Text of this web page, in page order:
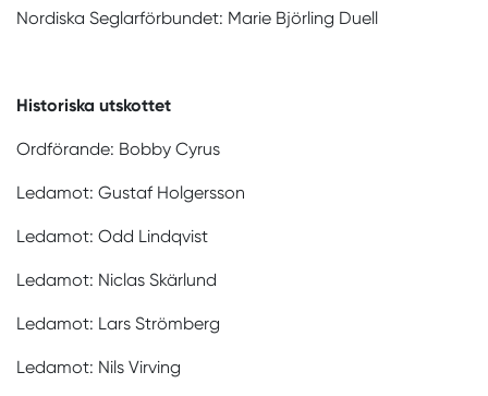
Nordiska Seglarförbundet: Marie Björling Duell
Historiska utskottet
Ordförande: Bobby Cyrus
Ledamot: Gustaf Holgersson
Ledamot: Odd Lindqvist
Ledamot: Niclas Skärlund
Ledamot: Lars Strömberg
Ledamot: Nils Virving